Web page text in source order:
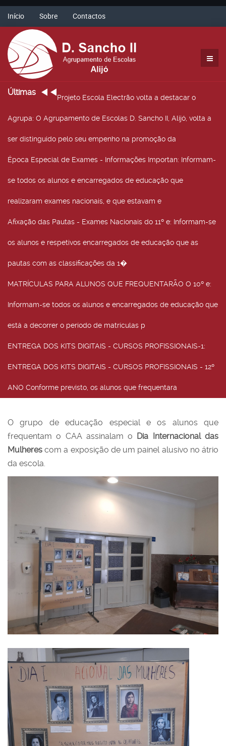
Início Sobre Contactos
Últimas
Projeto Escola Electrão volta a destacar o
Agrupa: O Agrupamento de Escolas D. Sancho II, Alijó, volta a
ser distinguido pelo seu empenho na promoção da
Época Especial de Exames - Informações Importan: Informam-
se todos os alunos e encarregados de educação que
realizaram exames nacionais, e que estavam e
Afixação das Pautas - Exames Nacionais do 11º e: Informam-se
os alunos e respetivos encarregados de educação que as
pautas com as classificações da 1�
MATRÍCULAS PARA ALUNOS QUE FREQUENTARÃO O 10º e:
Informam-se todos os alunos e encarregados de educação que
está a decorrer o período de matrículas p
ENTREGA DOS KITS DIGITAIS - CURSOS PROFISSIONAIS-1:
ENTREGA DOS KITS DIGITAIS - CURSOS PROFISSIONAIS - 12º
ANO Conforme previsto, os alunos que frequentara
O grupo de educação especial e os alunos que
frequentam o CAA assinalam o Dia Internacional das
Mulheres com a exposição de um painel alusivo no átrio
da escola.